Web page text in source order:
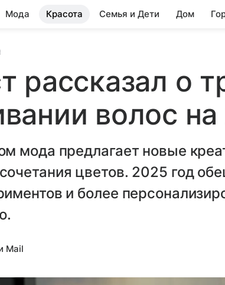
Мода Красота Семья и Дети Дом
рассказал о
волос
мода предлагает новые
цветов. 2025 год
и более
Mail